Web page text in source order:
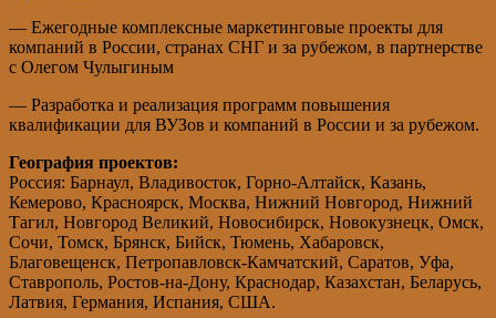
— Ежегодные комплексные маркетинговые проекты для
компаний в России, странах СНГ и за рубежом, в партнерстве
с Олегом Чулыгиным
— Разработка и реализация программ повышения
квалификации для ВУЗов и компаний в России и за рубежом.
География проектов:
Россия: Барнаул, Владивосток, Горно-Алтайск, Казань,
Кемерово, Красноярск, Москва, Нижний Новгород, Нижний
Тагил, Новгород Великий, Новосибирск, Новокузнецк, Омск,
Сочи, Томск, Брянск, Бийск, Тюмень, Хабаровск,
Благовещенск, Петропавловск-Камчатский, Саратов, Уфа,
Ставрополь, Ростов-на-Дону, Краснодар, Казахстан, Беларусь,
Латвия, Германия, Испания, США.